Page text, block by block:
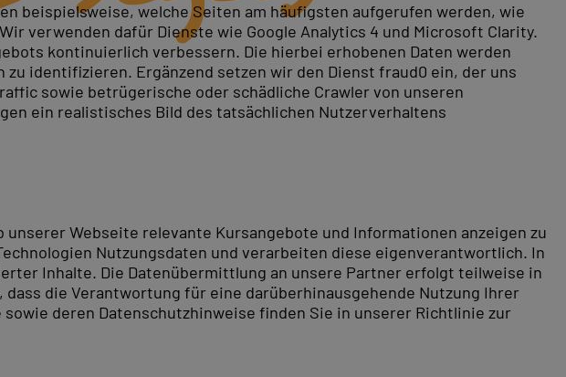
beispielsweise, welche Seiten am häufigsten aufgerufen werden, wie
verwenden dafür Dienste wie Google Analytics 4 und Microsoft Clarity.
kontinuierlich verbessern. Die hierbei erhobenen Daten werden
identifizieren. Ergänzend setzen wir den Dienst fraud0 ein, der uns
sowie betrügerische oder schädliche Crawler von unseren
ein realistisches Bild des tatsächlichen Nutzerverhaltens
Webseite relevante Kursangebote und Informationen anzeigen zu
Nutzungsdaten und verarbeiten diese eigenverantwortlich. In
Inhalte. Die Datenübermittlung an unsere Partner erfolgt teilweise in
die Verantwortung für eine darüberhinausgehende Nutzung Ihrer
deren Datenschutzhinweise finden Sie in unserer Richtlinie zur